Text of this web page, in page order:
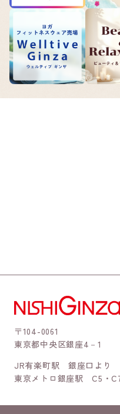
〒104-0061
東京都中央区銀座4－1
JR有楽町駅 銀座口より
東京メトロ銀座駅 C5・